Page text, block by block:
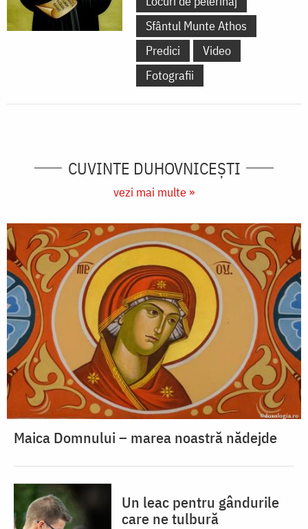
Sfântul Munte Athos
Predici
Video
Fotografii
CUVINTE DUHOVNICEȘTI
vezi mai multe »
Maica Domnului – marea noastră nădejde
Un leac pentru gândurile
care ne tulbură